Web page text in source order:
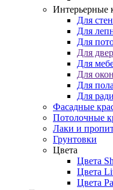
Интерьерные
Для стен
Для
Для
Для
Для
Для
Для пола
Для
Фасадные
Потолочные
Лаки и
Грунтовки
Цвета
Цвета
Цвета
Цвета